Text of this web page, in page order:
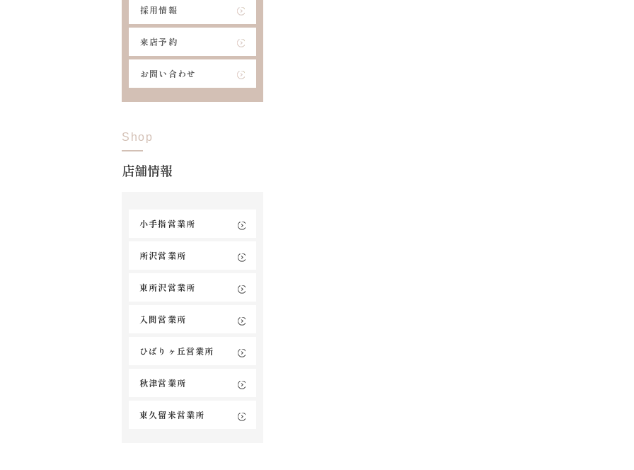
採用情報
来店予約
お問い合わせ
Shop
店舗情報
小手指営業所
所沢営業所
東所沢営業所
入間営業所
ひばりヶ丘営業所
秋津営業所
東久留米営業所